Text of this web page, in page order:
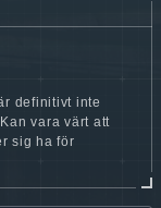
definitivt inte
vara värt att
sig ha för